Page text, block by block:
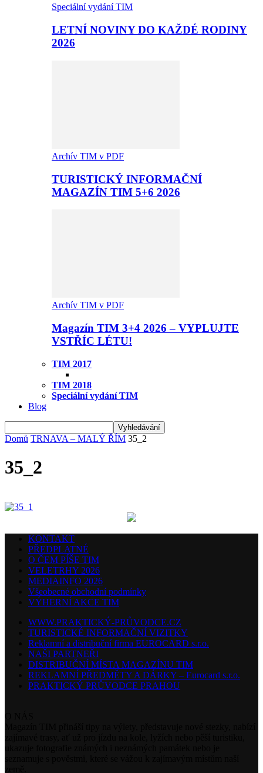
Speciální vydání TIM
LETNÍ NOVINY DO KAŽDÉ RODINY
2026
Archív TIM v PDF
TURISTICKÝ INFORMAČNÍ
MAGAZÍN TIM 5+6 2026
Archív TIM v PDF
Magazín TIM 3+4 2026 – VYPLUJTE
VSTŘÍC LÉTU!
TIM 2017
TIM 2018
Speciální vydání TIM
Blog
Domů TRNAVA – MALÝ ŘÍM 35_2
35_2
KONTAKT
PŘEDPLATNÉ
O ČEM PÍŠE TIM
VELETRHY 2026
MEDIAINFO 2026
Všeobecné obchodní podmínky
VÝHERNÍ AKCE TIM
WWW.PRAKTICKÝ-PRŮVODCE.CZ
TURISTICKÉ INFORMAČNÍ VIZITKY
Reklamní a distribuční firma EUROCARD s.r.o.
NAŠI PARTNEŘI
DISTRIBUČNÍ MÍSTA MAGAZÍNU TIM
REKLAMNÍ PŘEDMĚTY A DÁRKY – Eurocard s.r.o.
PRAKTICKÝ PRŮVODCE PRAHOU